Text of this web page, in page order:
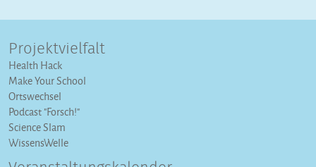
Projektvielfalt
Health Hack
Make Your School
Ortswechsel
Podcast "Forsch!"
Science Slam
WissensWelle